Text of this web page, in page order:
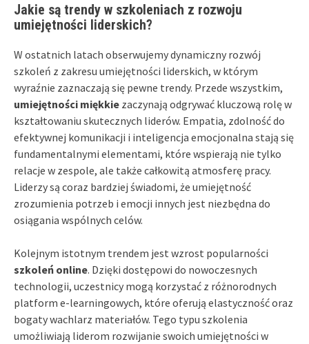
Jakie są trendy w szkoleniach z rozwoju
umiejętności liderskich?
W ostatnich latach obserwujemy dynamiczny rozwój
szkoleń z zakresu umiejętności liderskich, w którym
wyraźnie zaznaczają się pewne trendy. Przede wszystkim,
umiejętności miękkie zaczynają odgrywać kluczową rolę w
kształtowaniu skutecznych liderów. Empatia, zdolność do
efektywnej komunikacji i inteligencja emocjonalna stają się
fundamentalnymi elementami, które wspierają nie tylko
relacje w zespole, ale także całkowitą atmosferę pracy.
Liderzy są coraz bardziej świadomi, że umiejętność
zrozumienia potrzeb i emocji innych jest niezbędna do
osiągania wspólnych celów.
Kolejnym istotnym trendem jest wzrost popularności
szkoleń online. Dzięki dostępowi do nowoczesnych
technologii, uczestnicy mogą korzystać z różnorodnych
platform e-learningowych, które oferują elastyczność oraz
bogaty wachlarz materiałów. Tego typu szkolenia
umożliwiają liderom rozwijanie swoich umiejętności w